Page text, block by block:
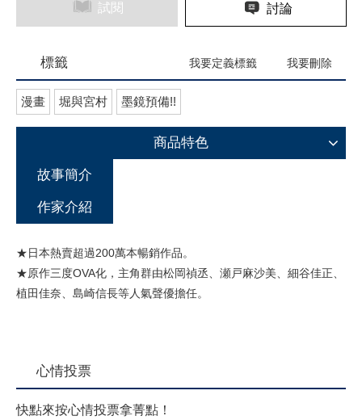
試閱 討論
標籤 我要定義標籤 我要刪除
漫畫 堀與宮村 墨鏡預備!!
商品特色
故事簡介
作家介紹
★日本熱賣超過200萬本暢銷作品。
★原作三度OVA化，主角群由松岡禎丞、瀬戸麻沙美、細谷佳正、
植田佳奈、島崎信長等人氣聲優擔任。
心情投票
快點來按心情投票拿菁點！